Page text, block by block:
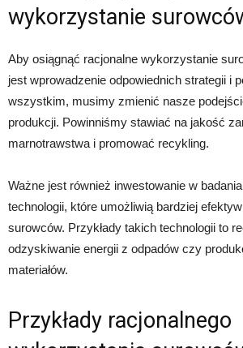
wykorzystanie
Aby osiągnąć racjonalne wykorzystanie
jest wprowadzenie odpowiednich strategii i
wszystkim, musimy zmienić nasze
produkcji. Powinniśmy stawiać na jakość
marnotrawstwa i promować recykling.
Ważne jest również inwestowanie w
technologii, które umożliwią bardziej
surowców. Przykłady takich technologii to
odzyskiwanie energii z odpadów czy
materiałów.
Przykłady racjonalnego